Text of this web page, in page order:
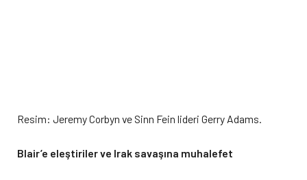
Resim: Jeremy Corbyn ve Sinn Fein lideri Gerry Adams.
Blair’e eleştiriler ve Irak savaşına muhalefet